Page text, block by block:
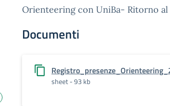
Orienteering con UniBa- Ritorno
Documenti
sheet - 93 kb